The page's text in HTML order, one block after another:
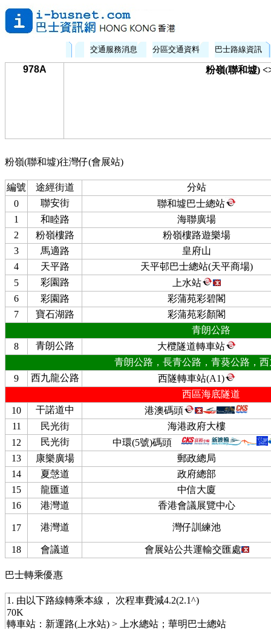
交通服務消息 分區交通資料 巴士路線資訊
978A 粉嶺(聯和墟)
粉嶺(聯和墟)往灣仔(會展站)
編號 途經街道
分站
0
聯安街
聯和墟巴士總站
1
和睦路
海聯廣場
2
粉嶺樓路
粉嶺樓路遊樂場
3
馬適路
皇府山
4
天平路
天平邨巴士總站(天平商場)
5
彩園路
上水站
6
彩園路
彩蒲苑彩碧閣
7
寶石湖路
彩蒲苑彩顏閣
青朗公路
8
青朗公路
大欖隧道轉車站
青朗公路，長青公路，青葵公路，
9
西九龍公路
西隧轉車站(A1)
西區海底隧道
10
干諾道中
港澳碼頭
11
民光街
海港政府大樓
12
民光街
中環(5號)碼頭
13
康樂廣場
郵政總局
14
夏愨道
政府總部
15
龍匯道
中信大廈
16
港灣道 香港會議展覽中心
17 港灣道 灣仔訓練池
18 會議道 會展站公共運輸交匯處
巴士轉乘優惠
1. 由以下路線轉乘本線， 次程車費減4.2(2.1^)
70K
轉車站：新運路(上水站) > 上水總站；華明巴士總站